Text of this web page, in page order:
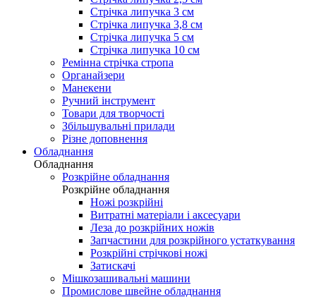
Стрічка липучка 3 см
Стрічка липучка 3,8 см
Стрічка липучка 5 см
Стрічка липучка 10 см
Ремінна стрічка стропа
Органайзери
Манекени
Ручний інструмент
Товари для творчості
Збільшувальні прилади
Різне доповнення
Обладнання
Обладнання
Розкрійне обладнання
Розкрійне обладнання
Ножі розкрійні
Витратні матеріали і аксесуари
Леза до розкрійних ножів
Запчастини для розкрійного устаткування
Розкрійні стрічкові ножі
Затискачі
Мішкозашивальні машини
Промислове швейне обладнання